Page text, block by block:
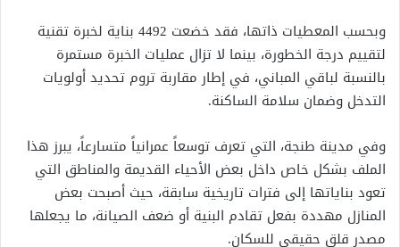
وبحسب المعطيات ذاتها، فقد خضعت 4492 بناية لخبرة تقنية
لتقييم درجة الخطورة، بينما لا تزال عمليات الخبرة مستمرة
بالنسبة لباقي المباني، في إطار مقاربة تروم تحديد أولويات
التدخل وضمان سلامة الساكنة.
وفي مدينة طنجة، التي تعرف توسعاً عمرانياً متسارعاً، يبرز هذا
الملف بشكل خاص داخل بعض الأحياء القديمة والمناطق التي
تعود بناياتها إلى فترات تاريخية سابقة، حيث أصبحت بعض
المنازل مهددة بفعل تقادم البنية أو ضعف الصيانة، ما يجعلها
مصدر قلق حقيقي للسكان.